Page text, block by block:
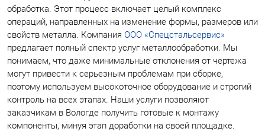
обработка. Этот процесс включает целый комплекс
операций, направленных на изменение формы, размеров или
свойств металла. Компания ООО «Спецстальсервис»
предлагает полный спектр услуг металлообработки. Мы
понимаем, что даже минимальные отклонения от чертежа
могут привести к серьезным проблемам при сборке,
поэтому используем высокоточное оборудование и строгий
контроль на всех этапах. Наши услуги позволяют
заказчикам в Вологде получить готовые к монтажу
компоненты, минуя этап доработки на своей площадке.